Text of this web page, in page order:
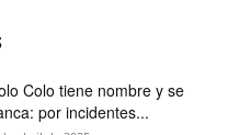
Colo tiene nombre y se
por incidentes...